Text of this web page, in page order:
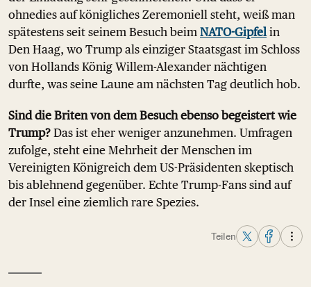
ohnedies auf königliches Zeremoniell steht, weiß man
spätestens seit seinem Besuch beim NATO-Gipfelin
Den Haag, wo Trump als einziger Staatsgast im Schloss
von Hollands König Willem-Alexander nächtigen
durfte, was seine Laune am nächsten Tag deutlich hob.
Sind die Briten von dem Besuch ebenso begeistert wie
Trump? Das ist eher weniger anzunehmen. Umfragen
zufolge, steht eine Mehrheit der Menschen im
Vereinigten Königreich dem US-Präsidenten skeptisch
bis ablehnend gegenüber. Echte Trump-Fans sind auf
der Insel eine ziemlich rare Spezies.
Teilen